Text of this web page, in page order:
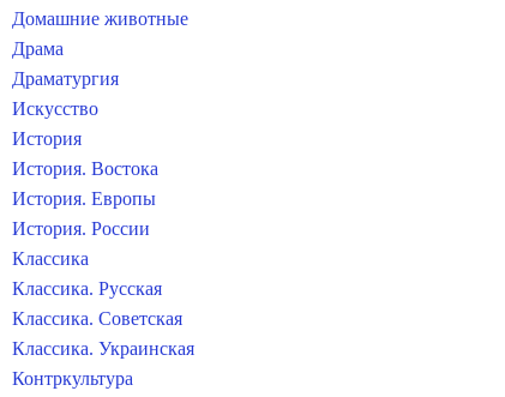
Домашние животные
Драма
Драматургия
Искусство
История
История. Востока
История. Европы
История. России
Классика
Классика. Русская
Классика. Советская
Классика. Украинская
Контркультура